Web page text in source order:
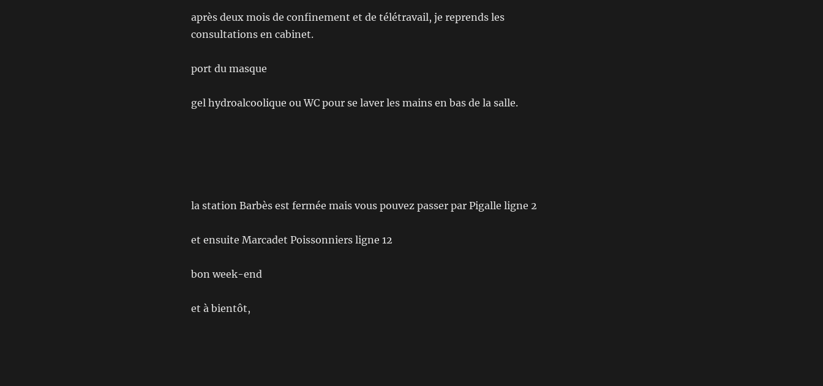
après deux mois de confinement et de télétravail, je reprends les
consultations en cabinet.
port du masque
gel hydroalcoolique ou WC pour se laver les mains en bas de la salle.
la station Barbès est fermée mais vous pouvez passer par Pigalle ligne 2
et ensuite Marcadet Poissonniers ligne 12
bon week-end
et à bientôt,